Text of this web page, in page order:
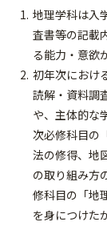
地理学科は入
査書等の記載
る能力・意欲
初年次におけ
読解・資料調
や、主体的な
次必修科目の
法の修得、地
の取り組み方
修科目の「地
を身につけた